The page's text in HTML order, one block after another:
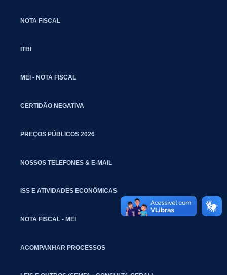
NOTA FISCAL
ITBI
MEI - NOTA FISCAL
CERTIDÃO NEGATIVA
PREÇOS PÚBLICOS 2026
NOSSOS TELEFONES & E-MAIL
ISS E ATIVIDADES ECONÔMICAS
NOTA FISCAL - MEI
ACOMPANHAR PROCESSOS